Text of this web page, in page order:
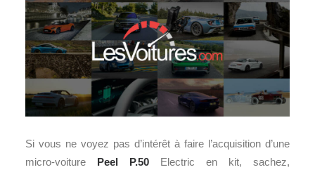
Si vous ne voyez pas d’intérêt à faire l’acquisition d’une
micro-voiture Peel P.50 Electric en kit, sachez,